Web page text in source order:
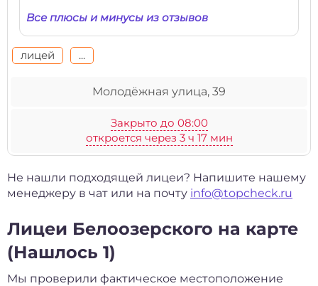
Все плюсы и минусы из отзывов
лицей ...
Молодёжная улица, 39
Закрыто до 08:00
откроется через 3 ч 17 мин
Не нашли подходящей лицеи? Напишите нашему
менеджеру в чат или на почту info@topcheck.ru
Лицеи Белоозерского на карте
(Нашлось 1)
Мы проверили фактическое местоположение